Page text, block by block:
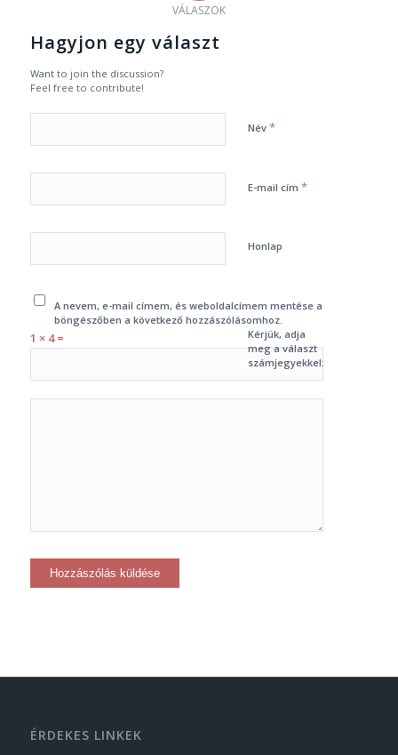
VÁLASZOK
Hagyjon egy választ
Want to join the discussion?
Feel free to contribute!
Név *
E-mail cím *
Honlap
A nevem, e-mail címem, és weboldalcímem mentése a
böngészőben a következő hozzászólásomhoz.
Kérjük, adja
meg a választ
számjegyekkel:
1 × 4 =
ÉRDEKES LINKEK